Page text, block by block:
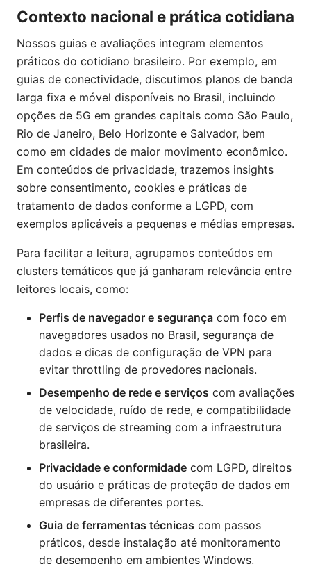
Contexto nacional e prática cotidiana
Nossos guias e avaliações integram elementos
práticos do cotidiano brasileiro. Por exemplo, em
guias de conectividade, discutimos planos de banda
larga fixa e móvel disponíveis no Brasil, incluindo
opções de 5G em grandes capitais como São Paulo,
Rio de Janeiro, Belo Horizonte e Salvador, bem
como em cidades de maior movimento econômico.
Em conteúdos de privacidade, trazemos insights
sobre consentimento, cookies e práticas de
tratamento de dados conforme a LGPD, com
exemplos aplicáveis a pequenas e médias empresas.
Para facilitar a leitura, agrupamos conteúdos em
clusters temáticos que já ganharam relevância entre
leitores locais, como:
Perfis de navegador e segurança com foco em
navegadores usados no Brasil, segurança de
dados e dicas de configuração de VPN para
evitar throttling de provedores nacionais.
Desempenho de rede e serviços com avaliações
de velocidade, ruído de rede, e compatibilidade
de serviços de streaming com a infraestrutura
brasileira.
Privacidade e conformidade com LGPD, direitos
do usuário e práticas de proteção de dados em
empresas de diferentes portes.
Guia de ferramentas técnicas com passos
práticos, desde instalação até monitoramento
de desempenho em ambientes Windows,